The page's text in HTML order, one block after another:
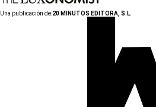
Una publicación de:20 MINUTOS EDITORA, S.L.